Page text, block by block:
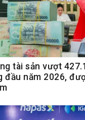
tài sản vượt
đầu năm 2026,